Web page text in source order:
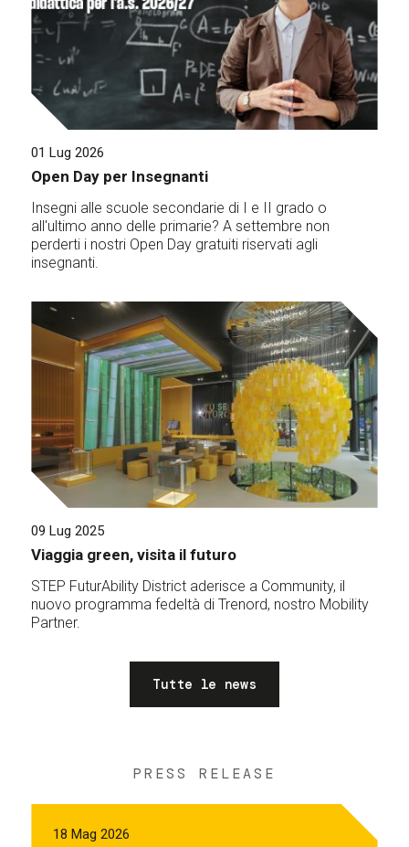
01 Lug 2026
Open Day per Insegnanti
Insegni alle scuole secondarie di I e II grado o
all'ultimo anno delle primarie? A settembre non
perderti i nostri Open Day gratuiti riservati agli
insegnanti.
09 Lug 2025
Viaggia green, visita il futuro
STEP FuturAbility District aderisce a Community, il
nuovo programma fedeltà di Trenord, nostro Mobility
Partner.
Tutte le news
PRESS RELEASE
18 Mag 2026